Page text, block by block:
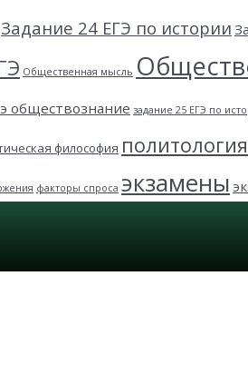
Задание 24 ЕГЭ по истории
Общественная мысль
обществознание задание 25 ЕГЭ по
философия политология
факторы спроса экзамены